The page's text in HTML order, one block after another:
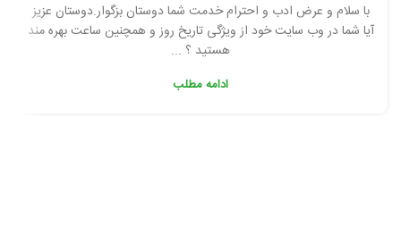
با سلام و عرض ادب و احترام خدمت شما دوستان بزگوار.دوستان عزیز
آیا شما در وب سایت خود از ویژگی تاریخ روز و همچنین ساعت بهره مند
هستید ؟ ...
ادامه مطلب